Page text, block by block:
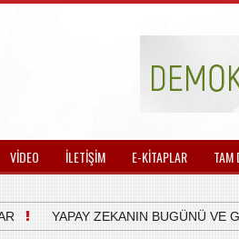
VİDEO İLETİŞİM E-KİTAPLAR TAM
YAPAY ZEKANIN BUGÜNÜ VE